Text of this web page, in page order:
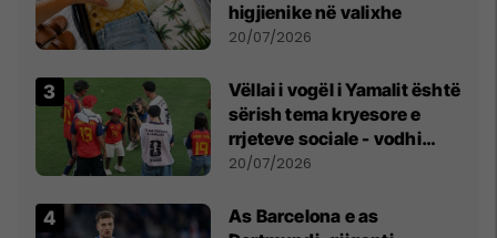
higjienike në valixhe
20/07/2026
Vëllai i vogël i Yamalit është
sërish tema kryesore e
rrjeteve sociale - vodhi
vëmendjen pas finales së
20/07/2026
As Barcelona e as